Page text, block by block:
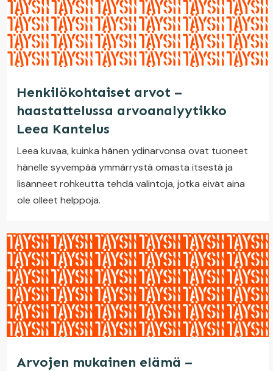
Henkilökohtaiset arvot –
haastattelussa arvoanalyytikko
Leea Kantelus
Leea kuvaa, kuinka hänen ydinarvonsa ovat tuoneet
hänelle syvempää ymmärrystä omasta itsestä ja
lisänneet rohkeutta tehdä valintoja, jotka eivät aina
ole olleet helppoja.
Arvojen mukainen elämä –